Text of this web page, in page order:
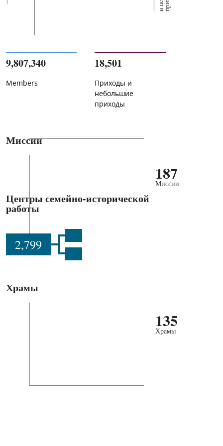
9,807,340
Members
18,501
Приходы и
небольшие
приходы
Миссии
187
Миссии
Центры семейно-исторической
работы
2,799
Храмы
135
Храмы